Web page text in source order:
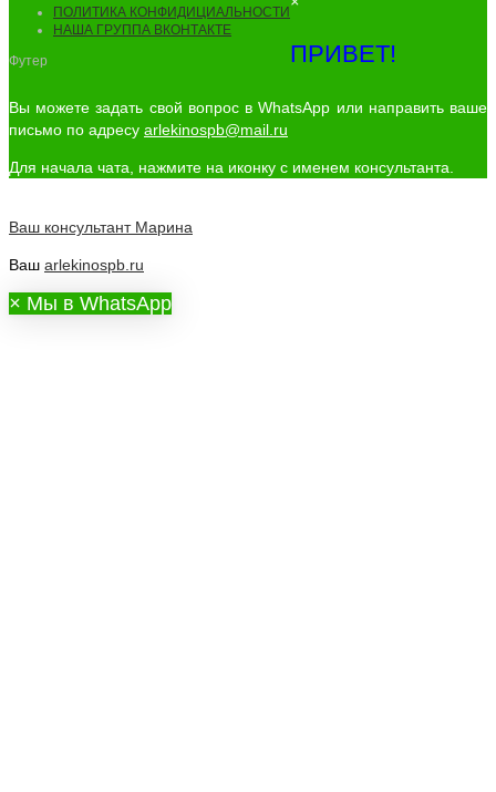
ПОЛИТИКА КОНФИДИЦИАЛЬНОСТИ
НАША ГРУППА ВКОНТАКТЕ
Футер
ПРИВЕТ!
Вы можете задать свой вопрос в WhatsApp или направить ваше
письмо по адресу arlekinospb@mail.ru
Для начала чата, нажмите на иконку с именем консультанта.
Ваш консультант Марина
Ваш arlekinospb.ru
× Мы в WhatsApp